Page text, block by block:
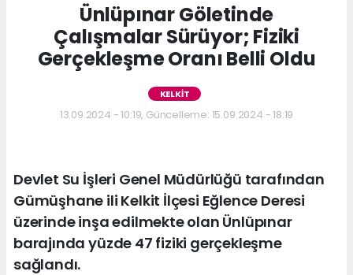
Ünlüpınar Göletinde
Çalışmalar Sürüyor; Fiziki
Gerçekleşme Oranı Belli Oldu
KELKİT
13.09.2024 - 10:19, Güncelleme: 15.09.2024 - 18:19
Devlet Su İşleri Genel Müdürlüğü tarafından
Gümüşhane ili Kelkit İlçesi Eğlence Deresi
üzerinde inşa edilmekte olan Ünlüpınar
barajında yüzde 47 fiziki gerçekleşme
sağlandı.